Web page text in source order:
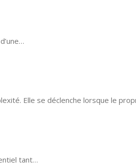
Elle se déclenche lorsque le
tant…